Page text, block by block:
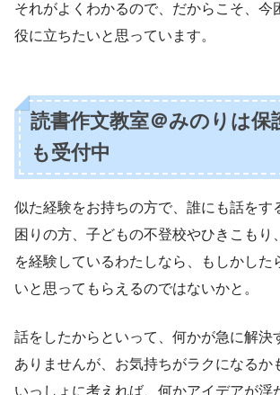
それがよくわかるので、だからこそ、今
役に立ちたいと思っています。
読書作文教室＠みのりは保
も受付中
似た経験をお持ちの方で、誰にも話をす
困りの方、子どもの不登校やひきこもり
を経験しているわたしなら、もしかした
いと思ってもらえるのではないかと。
話をしたからといって、何かが急に解決
ありませんが、お気持ちがラクになるか
いっしょに考えれば、何かアイデアが浮